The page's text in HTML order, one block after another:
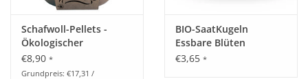
Schafwoll-Pellets -
Ökologischer
Universaldünger
€8,90 *
Grundpreis: €17,31 /
BIO-SaatKugeln
Essbare Blüten
€3,65 *